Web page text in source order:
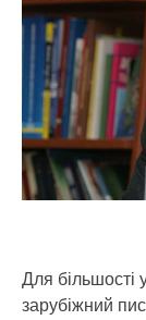
Для більшості
зарубіжний